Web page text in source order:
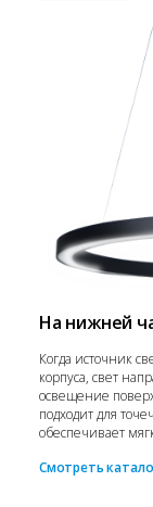
На нижней
Когда источник
корпуса, свет
освещение
подходит для
обеспечивает
Смотреть